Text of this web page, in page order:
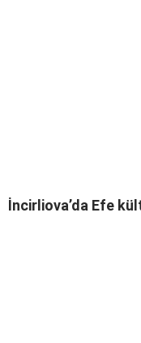
İncirliova’da Efe